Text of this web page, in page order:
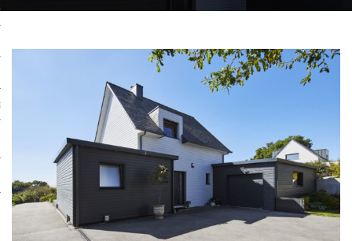
Trecobois
à NESTOR